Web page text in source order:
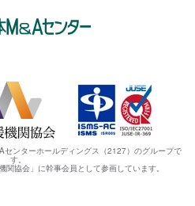
ンターホールディングス（2127）のグループで
す。
協会」に幹事会員として参画しています。